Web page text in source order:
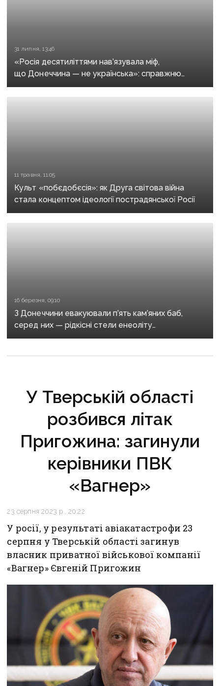
31 липня, 13:46
«Росія десятиліттями нав’язувала міф,
що Донеччина — не українська»: справжню
історію регіону зберуть в унікальному календарі
11 травня, 11:05
Культ «побєдобєсія»: як Друга світова війна
стала концептом ідеології пострадянської Росії
16 березня, 09:10
З Донеччини евакуювали п’ять кам’яних баб,
серед них — рідкісні стели енеоліту
та половецького воїна
У Тверській області
розбився літак
Пригожина: загинули
керівники ПВК
«Вагнер»
23 серпня 2023 р., 20:22
У росії, у результаті авіакатастрофи 23
серпня у Тверській області загинув
власник приватної військової компанії
«Вагнер» Євгеній Пригожин